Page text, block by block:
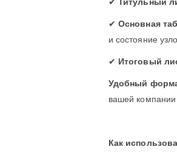
✔ Основная
и состояние
✔ Итоговый
Удобный
вашей компании
Как